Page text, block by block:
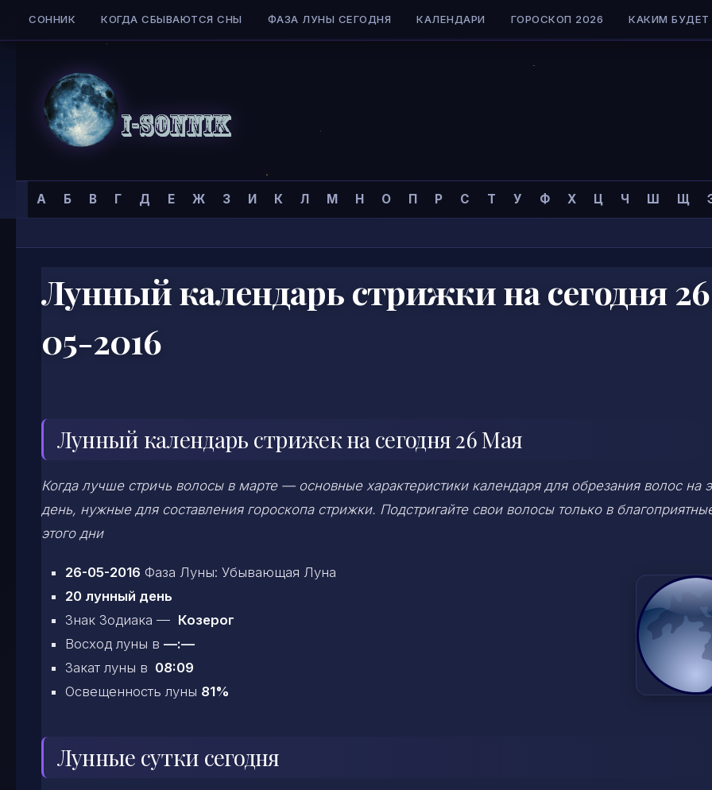
Skip to content
СОННИК КОГДА СБЫВАЮТСЯ СНЫ ФАЗА ЛУНЫ СЕГОДНЯ КАЛЕНДАРИ ГОРОСКОП 2026 КАКИМ БУДЕТ
Сонник
I-
А Б В Г Д Е Ж З И К Л М Н О П Р С Т У Ф Х Ц Ч Ш Щ
Главная страница »Календари» Календарь стрижек »
Лунный календарь стрижки на сегодня
05-2016
Лунный календарь стрижек на сегодня 26 Мая
Когда лучше стричь волосы в марте — основные характеристики календаря для обрезания волос на
день, нужные для составления гороскопа стрижки. Подстригайте свои волосы только в
этого дни
26-05-2016 Фаза Луны: Убывающая Луна
20 лунный день
Знак Зодиака — Козерог
Восход луны в —:—
Закат луны в 08:09
Освещенность луны 81%
Лунные сутки сегодня